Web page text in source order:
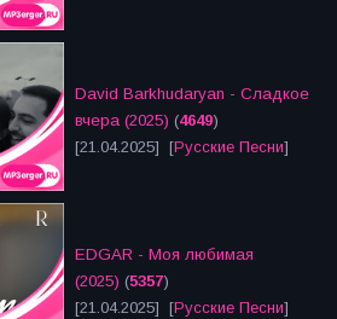
David Barkhudaryan - Сладкое
вчера (2025) (4649)
[21.04.2025] [Русские Песни]
EDGAR - Моя любимая
(2025) (5357)
[21.04.2025] [Русские Песни]